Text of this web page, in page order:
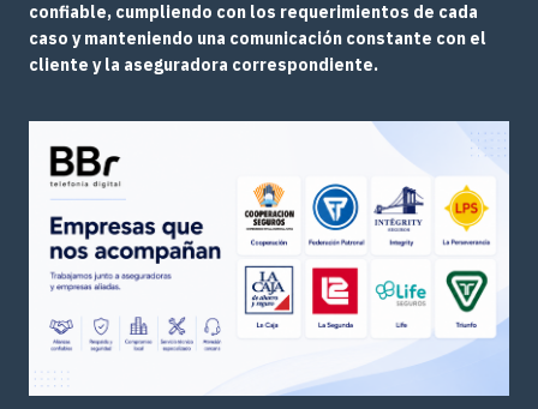
confiable, cumpliendo con los requerimientos de cada
caso y manteniendo una comunicación constante con el
cliente y la aseguradora correspondiente.